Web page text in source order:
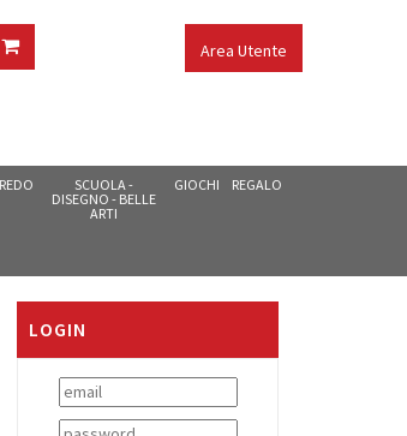
Area Utente
SCUOLA -
DISEGNO - BELLE
ARTI
GIOCHI REGALO
LOGIN